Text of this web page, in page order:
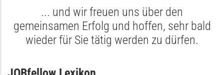
... und wir freuen uns über den
gemeinsamen Erfolg und hoffen, sehr bald
wieder für Sie tätig werden zu dürfen.